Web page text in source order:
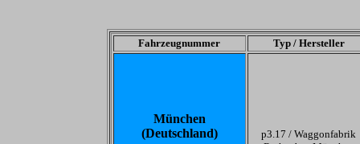
Fahrzeugnummer Typ / Hersteller
München
(Deutschland)
p3.17 / Waggonfabrik